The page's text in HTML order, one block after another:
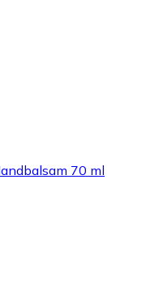
70 ml